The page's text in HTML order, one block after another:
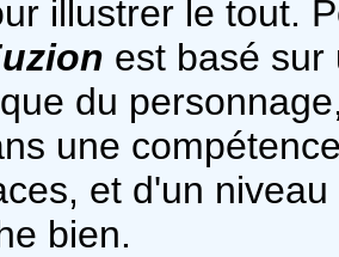
illustrer le tout.
est basé sur
du
une
et d'un
bien.